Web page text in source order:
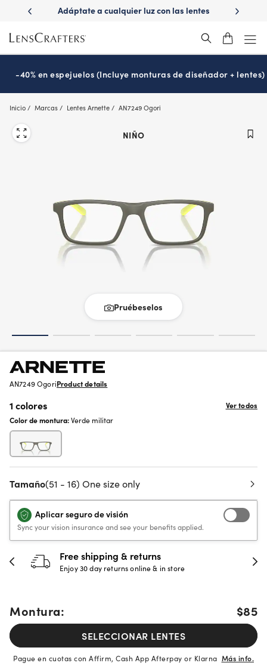
main
content
con
Adáptate a cualquier luz con las lentes
¿Es
-40% en espejuelos (Incluye monturas de diseñador + lentes)
Inicio Marcas Lentes Arnette AN7249 Ogori
NIÑO
Pruébeselos
AN7249 OgoriProduct details
1 colores
Ver todos
Color de montura:Verde militar
Tamaño(51 - 16) One size only
Aplicar seguro de visión
Sync your vision insurance and see your benefits applied.
Free shipping & returns
Enjoy 30 day returns online & in store
Montura: $85
SELECCIONAR LENTES
Pague en cuotas con Affirm, Cash App Afterpay or Klarna Más info.